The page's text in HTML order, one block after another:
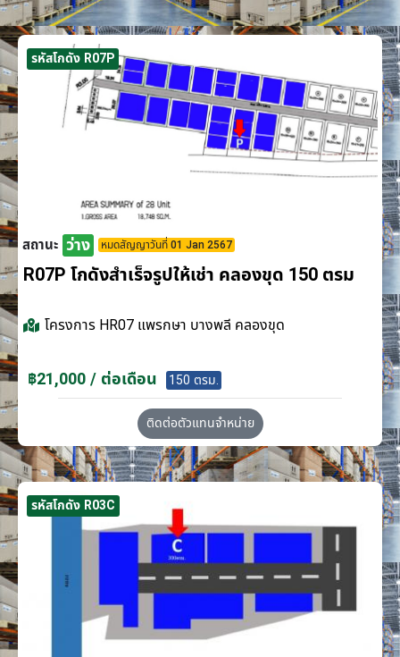
รหัสโกดัง R07P
สถานะ ว่าง หมดสัญญาวันที่ 01 Jan 2567
R07P โกดังสำเร็จรูปให้เช่า คลองขุด 150 ตรม
โครงการ HR07 แพรกษา บางพลี คลองขุด
฿21,000 / ต่อเดือน 150 ตรม.
ติดต่อตัวแทนจำหน่าย
รหัสโกดัง R03C